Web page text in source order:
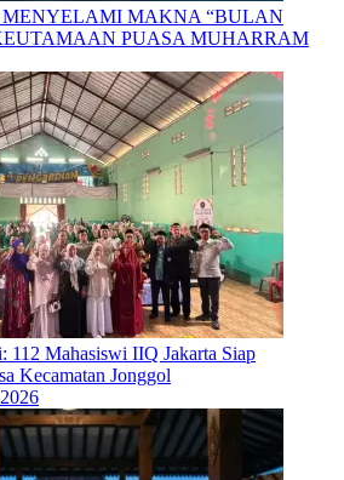
MAKNA “BULAN
PUASA MUHARRAM
112 Mahasiswi IIQ Jakarta Siap
Kecamatan Jonggol